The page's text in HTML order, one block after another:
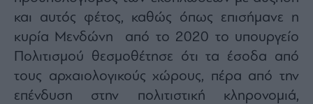
και αυτός φέτος, καθώς όπως επισήμανε η
κυρία Μενδώνη από το 2020 το υπουργείο
Πολιτισμού θεσμοθέτησε ότι τα έσοδα από
τους αρχαιολογικούς χώρους, πέρα από την
επένδυση στην πολιτιστική κληρονομιά,